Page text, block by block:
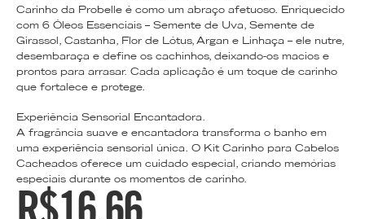
Carinho da Probelle é como um abraço afetuoso. Enriquecido
com 6 Óleos Essenciais – Semente de Uva, Semente de
Girassol, Castanha, Flor de Lótus, Argan e Linhaça – ele nutre,
desembaraça e define os cachinhos, deixando-os macios e
prontos para arrasar. Cada aplicação é um toque de carinho
que fortalece e protege.
Experiência Sensorial Encantadora.
A fragrância suave e encantadora transforma o banho em
uma experiência sensorial única. O Kit Carinho para Cabelos
Cacheados oferece um cuidado especial, criando memórias
especiais durante os momentos de carinho.